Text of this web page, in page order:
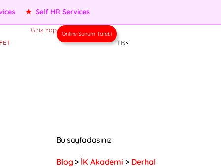
★ Performance Management
Giriş Yap Online Sunum Talebi
TR
Bu sayfadasınız
Blog > İK Akademi > Derhal